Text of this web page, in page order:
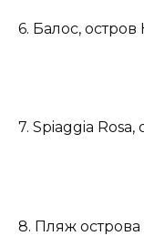
6. Балос,
7. Spiaggia
8. Пляж острова